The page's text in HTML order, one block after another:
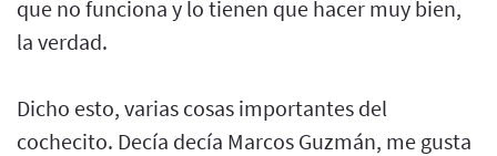
que no funciona y lo tienen que hacer muy bien,
la verdad.
Dicho esto, varias cosas importantes del
cochecito. Decía decía Marcos Guzmán, me gusta